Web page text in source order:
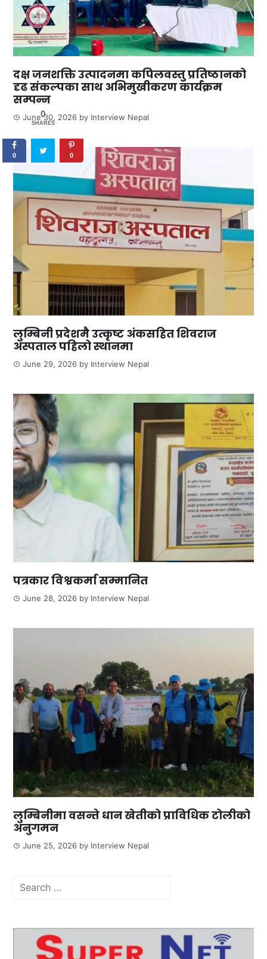
दक्ष जनशक्ति उत्पादनमा कपिलवस्तु प्रतिष्ठानको
दृढ संकल्पका साथ अभिमुखीकरण कार्यक्रम
सम्पन्न
June 30, 2026 by Interview Nepal
लुम्बिनी प्रदेशमै उत्कृष्ट अंकसहित शिवराज
अस्पताल पहिलो स्थानमा
June 29, 2026 by Interview Nepal
पत्रकार विश्वकर्मा सम्मानित
June 28, 2026 by Interview Nepal
लुम्बिनीमा वसन्ते धान खेतीको प्राविधिक टोलीको
अनुगमन
June 25, 2026 by Interview Nepal
Search
0
SHARES
0 0